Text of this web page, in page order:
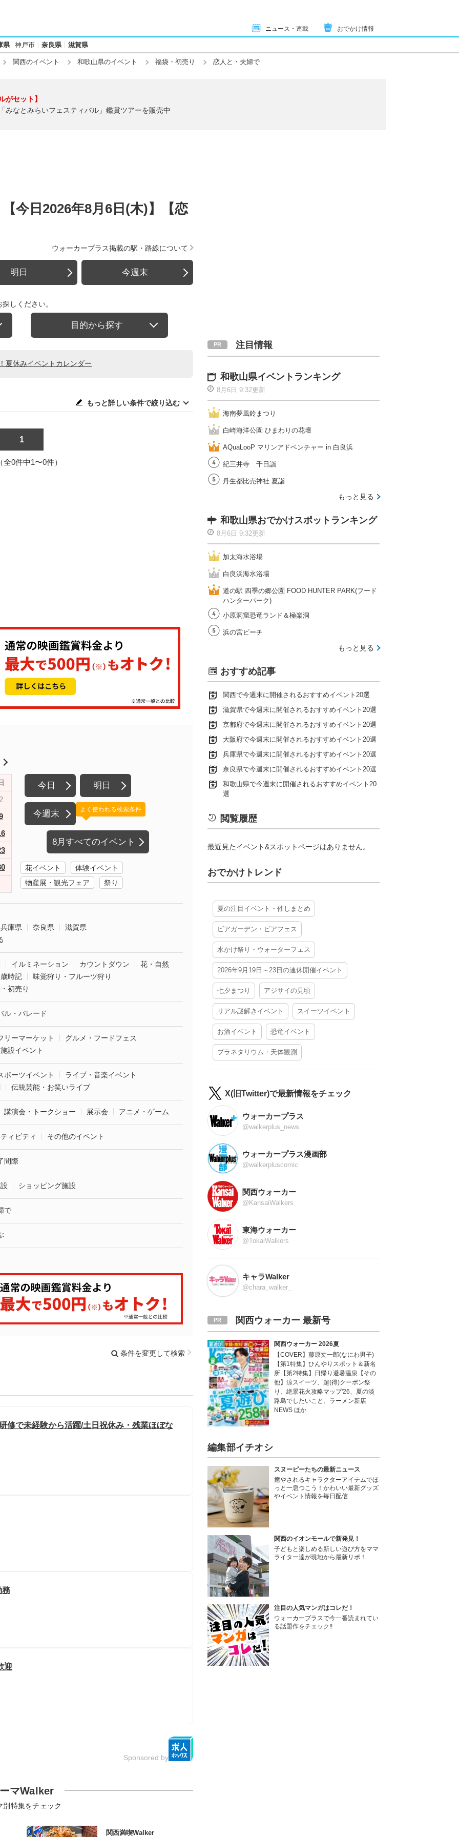
ニュース・連載 おでかけ情報
県 神戸市 奈良県 滋賀県
関西のイベント 和歌山県のイベント 福袋・初売り 恋人と・夫婦で
がセット】
みなとみらいフェスティバル」鑑賞ツアーを販売中
今日2026年8月6日(木)】【恋
ウォーカープラス掲載の駅・路線について
明日 今週末
しください。
目的から探す
夏休みイベントカレンダー
もっと詳しい条件で絞り込む
1
全0件中1〜0件）
今日 明日
今週末
8月すべてのイベント
よく使われる検索条件
花イベント
体験イベント
物産展・観光フェア
祭り
兵庫県 奈良県
滋賀県
イルミネーション カウントダウン
花・自然
時記
味覚狩り・フルーツ狩り
初売り
ル・パレード
リーマーケット
グルメ・フードフェス
設イベント
ポーツイベント
ライブ・音楽イベント
伝統芸能・お笑いライブ
講演会・トークショー 展示会 アニメ・ゲーム
ィビティ その他のイベント
間際
ショッピング施設
で
条件を変更して検索
修で未経験から活躍/土日祝休み・残業ほぼな
務
迎
Sponsored by
マWalker
別特集をチェック
関西満喫Walker
注目情報
和歌山県イベントランキング
8月6日 9:32更新
海南夢風鈴まつり
白崎海洋公園 ひまわりの花壇
AQuaLooP マリンアドベンチャー in 白良浜
紀三井寺 千日詣
丹生都比売神社 夏詣
もっと見る
和歌山県おでかけスポットランキング
8月6日 9:32更新
加太海水浴場
白良浜海水浴場
道の駅 四季の郷公園 FOOD HUNTER PARK(フード
ハンターパーク)
小原洞窟恐竜ランド＆極楽洞
浜の宮ビーチ
もっと見る
おすすめ記事
関西で今週末に開催されるおすすめイベント20選
滋賀県で今週末に開催されるおすすめイベント20選
京都府で今週末に開催されるおすすめイベント20選
大阪府で今週末に開催されるおすすめイベント20選
兵庫県で今週末に開催されるおすすめイベント20選
奈良県で今週末に開催されるおすすめイベント20選
和歌山県で今週末に開催されるおすすめイベント20
選
閲覧履歴
最近見たイベント&スポットページはありません。
おでかけトレンド
夏の注目イベント・催しまとめ
ビアガーデン・ビアフェス
水かけ祭り・ウォーターフェス
2026年9月19日～23日の連休開催イベント
七夕まつり アジサイの見頃
リアル謎解きイベント スイーツイベント
お酒イベント 恐竜イベント
プラネタリウム・天体観測
X(旧Twitter)で最新情報をチェック
ウォーカープラス
@walkerplus_news
ウォーカープラス漫画部
@walkerpluscomic
関西ウォーカー
@KansaiWalkers
東海ウォーカー
@TokaiWalkers
キャラWalker
@chara_walker_
関西ウォーカー 最新号
関西ウォーカー 2026夏
【COVER】藤原丈一郎(なにわ男子)
【第1特集】ひんやりスポット＆新名
所【第2特集】日帰り避暑温泉【その
他】涼スイーツ、超(得)クーポン祭
り、絶景花火攻略マップ'26、夏の淡
路島でしたいこと、ラーメン新店
NEWS ほか
編集部イチオシ
スヌーピーたちの最新ニュース
癒やされるキャラクターアイテムでほ
っと一息つこう！かわいい最新グッズ
やイベント情報を毎日配信
関西のイオンモールで新発見！
子どもと楽しめる新しい遊び方をママ
ライター達が現地から最新リポ！
注目の人気マンガはコレだ！
ウォーカープラスで今一番読まれてい
る話題作をチェック!!